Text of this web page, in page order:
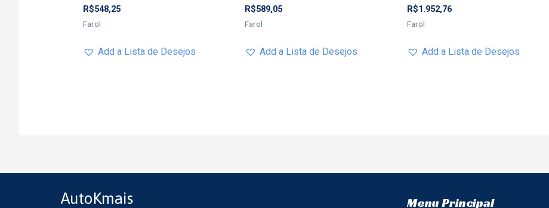
R$548,25
Farol
Add a Lista de Desejos
R$589,05
Farol
Add a Lista de Desejos
R$1.952,76
Farol
Add a Lista de Desejos
AutoKmais Menu Principal